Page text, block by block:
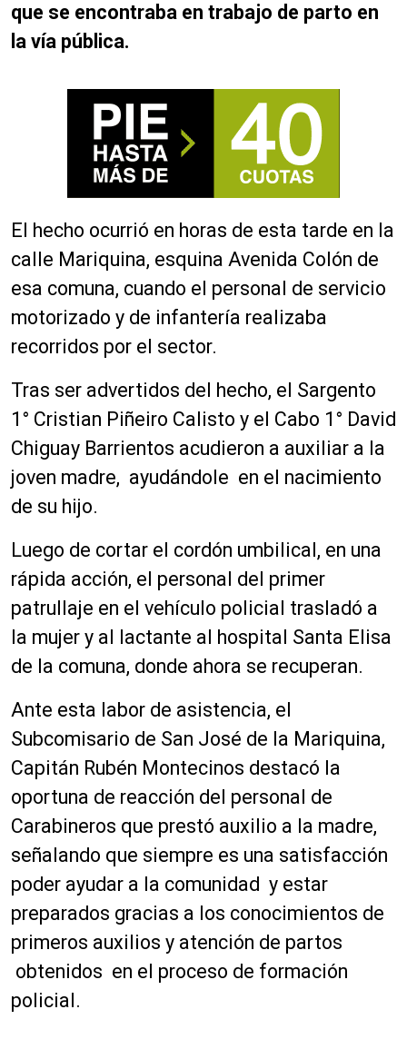
que se encontraba en trabajo de parto en
la vía pública.
El hecho ocurrió en horas de esta tarde en la
calle Mariquina, esquina Avenida Colón de
esa comuna, cuando el personal de servicio
motorizado y de infantería realizaba
recorridos por el sector.
Tras ser advertidos del hecho, el Sargento
1° Cristian Piñeiro Calisto y el Cabo 1° David
Chiguay Barrientos acudieron a auxiliar a la
joven madre, ayudándole en el nacimiento
de su hijo.
Luego de cortar el cordón umbilical, en una
rápida acción, el personal del primer
patrullaje en el vehículo policial trasladó a
la mujer y al lactante al hospital Santa Elisa
de la comuna, donde ahora se recuperan.
Ante esta labor de asistencia, el
Subcomisario de San José de la Mariquina,
Capitán Rubén Montecinos destacó la
oportuna de reacción del personal de
Carabineros que prestó auxilio a la madre,
señalando que siempre es una satisfacción
poder ayudar a la comunidad y estar
preparados gracias a los conocimientos de
primeros auxilios y atención de partos
obtenidos en el proceso de formación
policial.